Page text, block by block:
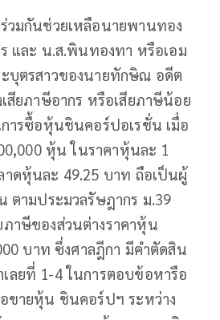
วมกันช่วยเหลือนายพานทอง
และ น.ส.พินทองทา หรือเอม
บุตรสาวของนายทักษิณ อดีต
สียภาษีอากร หรือเสียภาษีน้อย
การซื้อหุ้นชินคอร์ปอเรชั่น เมื่อ
หุ้น ในราคาหุ้นละ 1
ดหุ้นละ 49.25 บาท ถือเป็นผู้
ตามประมวลรัษฎากร ม.39
าษีของส่วนต่างราคาหุ้น
บาท ซึ่งศาลฎีกา มีคำตัดสิน
เลยที่ 1-4 ในการตอบข้อหารือ
ขายหุ้น ชินคอร์ปฯ ระหว่าง